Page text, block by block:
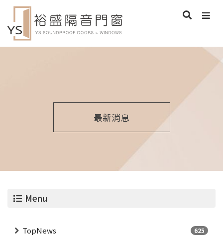
最新消息
Menu
TopNews 625